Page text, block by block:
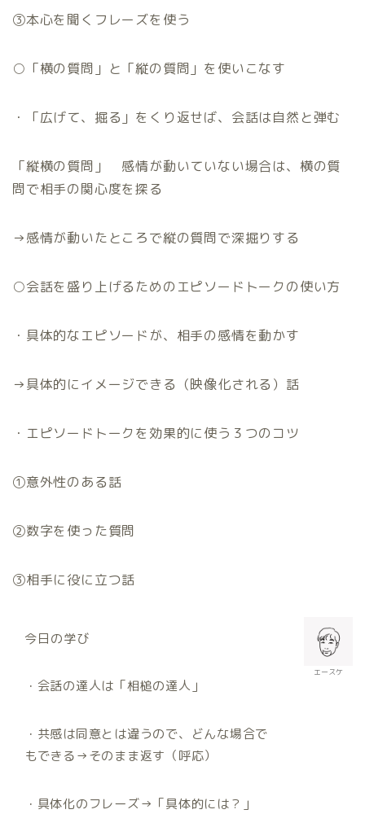
③本心を聞くフレーズを使う
○ 「横の質問」と「縦の質問」を使いこなす
・「広げて、掘る」をくり返せば、会話は自然と弾む
「縦横の質問」 感情が動いていない場合は、横の質
問で相手の関心度を探る
→感情が動いたところで縦の質問で深掘りする
○会話を盛り上げるためのエピソードトークの使い方
・具体的なエピソードが、相手の感情を動かす
→具体的にイメージできる（映像化される）話
・エピソードトークを効果的に使う３つのコツ
①意外性のある話
②数字を使った質問
③相手に役に立つ話
エースケ
今日の学び
・会話の達人は「相槌の達人」
・共感は同意とは違うので、どんな場合で
もできる→そのまま返す（呼応）
・具体化のフレーズ→「具体的には？」